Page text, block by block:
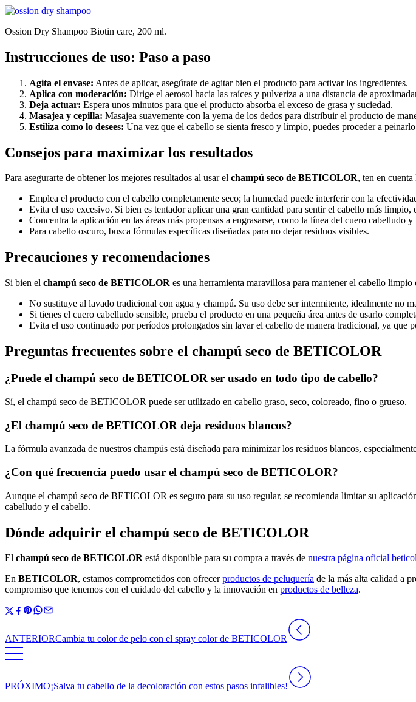
Ossion Dry Shampoo Biotin care, 200 ml.
Instrucciones de uso: Paso a paso
Agita el envase: Antes de aplicar, asegúrate de agitar bien el producto para activar los ingredientes.
Aplica con moderación: Dirige el aerosol hacia las raíces y pulveriza a una distancia de
Deja actuar: Espera unos minutos para que el producto absorba el exceso de grasa y suciedad.
Masajea y cepilla: Masajea suavemente con la yema de los dedos para distribuir el producto de
Estiliza como lo desees: Una vez que el cabello se sienta fresco y limpio, puedes proceder a
Consejos para maximizar los resultados
Para asegurarte de obtener los mejores resultados al usar el champú seco de BETICOLOR, ten en
Emplea el producto con el cabello completamente seco; la humedad puede interferir con la
Evita el uso excesivo. Si bien es tentador aplicar una gran cantidad para sentir el cabello más
Concentra la aplicación en las áreas más propensas a engrasarse, como la línea del cuero cabelludo y
Para cabello oscuro, busca fórmulas específicas diseñadas para no dejar residuos visibles.
Precauciones y recomendaciones
Si bien el champú seco de BETICOLOR es una herramienta maravillosa para mantener el cabello
No sustituye al lavado tradicional con agua y champú. Su uso debe ser intermitente, idealmente no
Si tienes el cuero cabelludo sensible, prueba el producto en una pequeña área antes de usarlo
Evita el uso continuado por períodos prolongados sin lavar el cabello de manera tradicional, ya que
Preguntas frecuentes sobre el champú seco de BETICOLOR
¿Puede el champú seco de BETICOLOR ser usado en todo tipo de cabello?
Sí, el champú seco de BETICOLOR puede ser utilizado en cabello graso, seco, coloreado, fino o grueso.
¿El champú seco de BETICOLOR deja residuos blancos?
La fórmula avanzada de nuestros champús está diseñada para minimizar los residuos blancos,
¿Con qué frecuencia puedo usar el champú seco de BETICOLOR?
Aunque el champú seco de BETICOLOR es seguro para su uso regular, se recomienda limitar su
cabelludo y el cabello.
Dónde adquirir el champú seco de BETICOLOR
El champú seco de BETICOLOR está disponible para su compra a través de nuestra página oficial
En BETICOLOR, estamos comprometidos con ofrecerproductos de peluquería de la más alta calidad a
compromiso que tenemos con el cuidado del cabello y la innovación en productos de belleza.
ANTERIORCambia tu color de pelo con el spray color de BETICOLOR
PRÓXIMO¡Salva tu cabello de la decoloración con estos pasos infalibles!